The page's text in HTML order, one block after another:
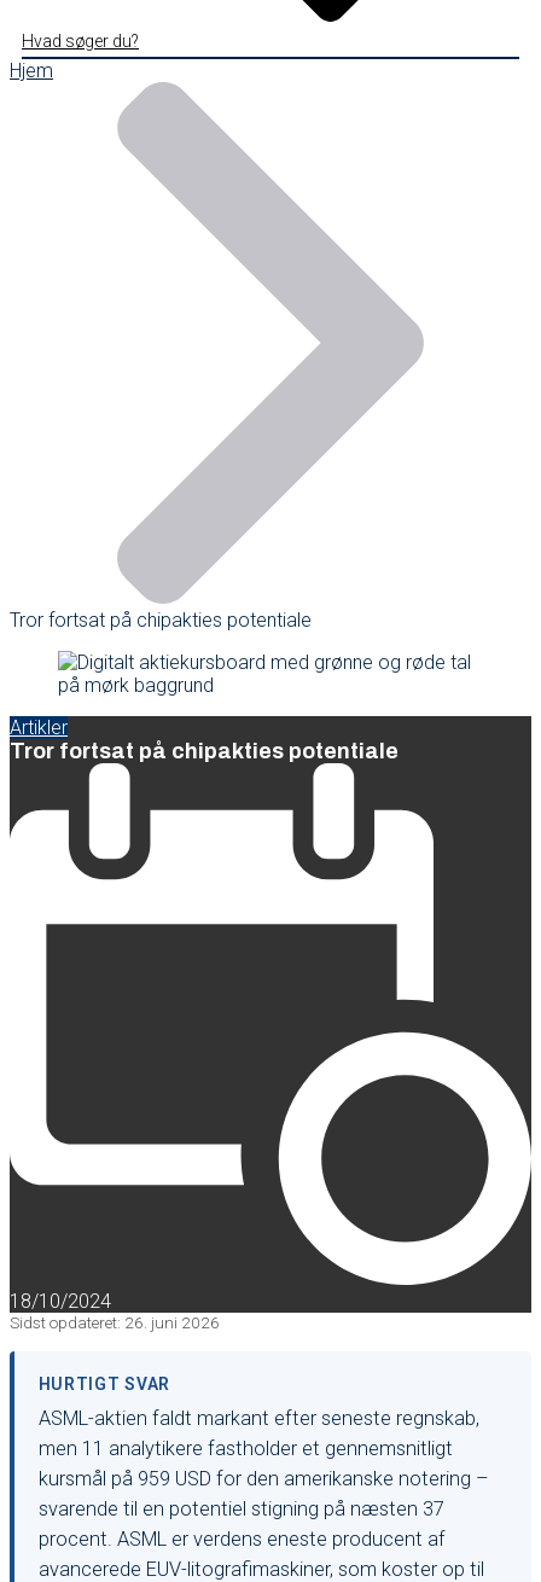
Hvad søger du?
Hjem
Tror fortsat på chipakties potentiale
Artikler
Tror fortsat på chipakties potentiale
18/10/2024
Sidst opdateret: 26. juni 2026
HURTIGT SVAR
ASML-aktien faldt markant efter seneste regnskab,
men 11 analytikere fastholder et gennemsnitligt
kursmål på 959 USD for den amerikanske notering –
svarende til en potentiel stigning på næsten 37
procent. ASML er verdens eneste producent af
avancerede EUV-litografimaskiner, som koster op til